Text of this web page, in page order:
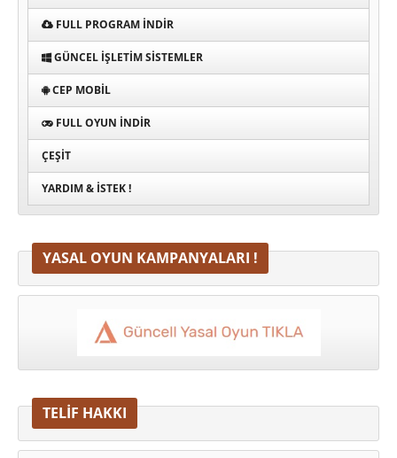
FULL PROGRAM INDIR
GÜNCEL İŞLETIM SISTEMLER
CEP MOBIL
FULL OYUN İNDIR
ÇEŞIT
YARDIM & İSTEK !
YASAL OYUN KAMPANYALARI !
TELİF HAKKI